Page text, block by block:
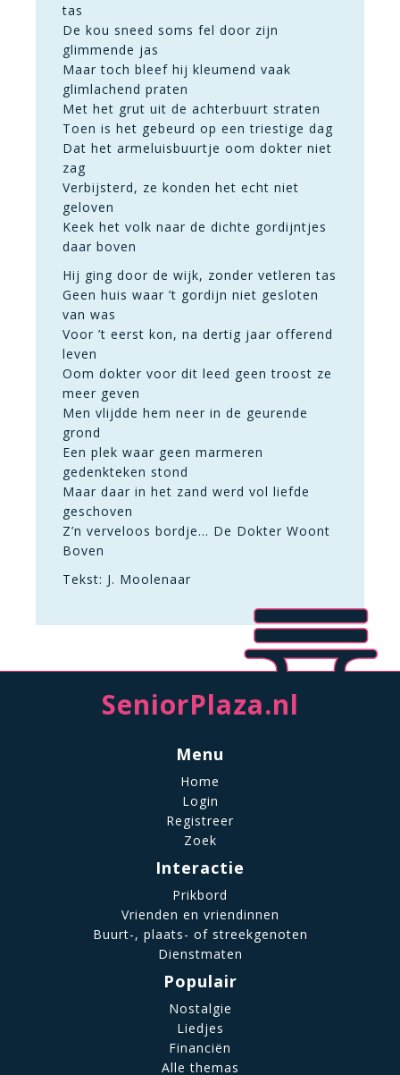
tas
De kou sneed soms fel door zijn
glimmende jas
Maar toch bleef hij kleumend vaak
glimlachend praten
Met het grut uit de achterbuurt straten
Toen is het gebeurd op een triestige dag
Dat het armeluisbuurtje oom dokter niet
zag
Verbijsterd, ze konden het echt niet
geloven
Keek het volk naar de dichte gordijntjes
daar boven
Hij ging door de wijk, zonder vetleren tas
Geen huis waar ’t gordijn niet gesloten
van was
Voor ’t eerst kon, na dertig jaar offerend
leven
Oom dokter voor dit leed geen troost ze
meer geven
Men vlijdde hem neer in de geurende
grond
Een plek waar geen marmeren
gedenkteken stond
Maar daar in het zand werd vol liefde
geschoven
Z’n verveloos bordje… De Dokter Woont
Boven
Tekst: J. Moolenaar
SeniorPlaza.nl
Menu
Home
Login
Registreer
Zoek
Interactie
Prikbord
Vrienden en vriendinnen
Buurt-, plaats- of streekgenoten
Dienstmaten
Populair
Nostalgie
Liedjes
Financiën
Alle themas